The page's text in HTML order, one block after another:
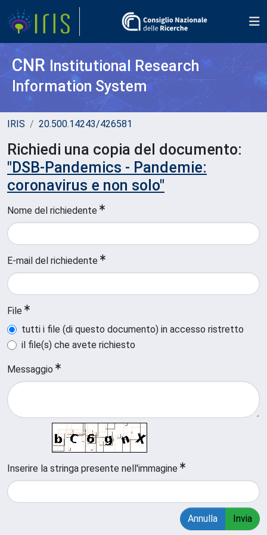
CNR Institutional Research
Information System
IRIS 20.500.14243/426581
Richiedi una copia del documento:
"DSB-Pandemics - Pandemie:
coronavirus e non solo"
Nome del richiedente
E-mail del richiedente
File
tutti i file (di questo documento) in accesso ristretto
il file(s) che avete richiesto
Messaggio
Inserire la stringa presente nell'immagine
Annulla Invia